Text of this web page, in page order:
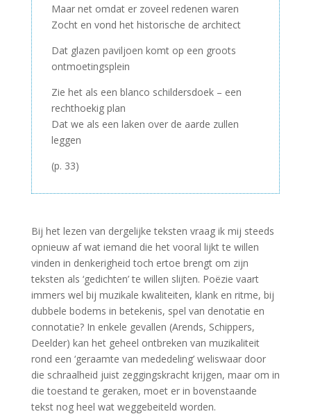
Maar net omdat er zoveel redenen waren
Zocht en vond het historische de architect
Dat glazen paviljoen komt op een groots
ontmoetingsplein
Zie het als een blanco schildersdoek – een
rechthoekig plan
Dat we als een laken over de aarde zullen
leggen
(p. 33)
Bij het lezen van dergelijke teksten vraag ik mij steeds
opnieuw af wat iemand die het vooral lijkt te willen
vinden in denkerigheid toch ertoe brengt om zijn
teksten als ‘gedichten’ te willen slijten. Poëzie vaart
immers wel bij muzikale kwaliteiten, klank en ritme, bij
dubbele bodems in betekenis, spel van denotatie en
connotatie? In enkele gevallen (Arends, Schippers,
Deelder) kan het geheel ontbreken van muzikaliteit
rond een ‘geraamte van mededeling’ weliswaar door
die schraalheid juist zeggingskracht krijgen, maar om in
die toestand te geraken, moet er in bovenstaande
tekst nog heel wat weggebeiteld worden.